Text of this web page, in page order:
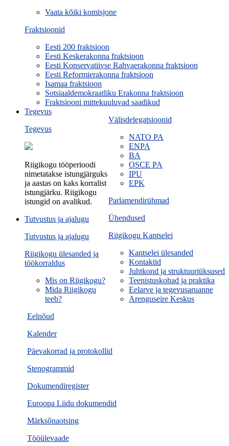
Vaata kõiki komisjone
Fraktsioonid
Eesti 200 fraktsioon
Eesti Keskerakonna fraktsioon
Eesti Konservatiivse Rahvaerakonna fraktsioon
Eesti Reformierakonna fraktsioon
Isamaa fraktsioon
Sotsiaaldemokraatliku Erakonna fraktsioon
Fraktsiooni mittekuuluvad saadikud
Välisdelegatsioonid
NATO PA
ENPA
BA
OSCE PA
IPU
EPK
Parlamendirühmad
Ühendused
Riigikogu Kantselei
Kantselei ülesanded
Kontaktid
Juhtkond ja struktuuriüksused
Teenistuskohad ja praktika
Eelarve ja tegevusaruanne
Arenguseire Keskus
Tegevus
Tegevus
Riigikogu tööperioodi
nimetatakse istungjärguks
ja aastas on kaks korralist
istungjärku. Riigikogu
istungid on avalikud.
Eelnõud
Kalender
Päevakorrad ja protokollid
Stenogrammid
Dokumendiregister
Euroopa Liidu dokumendid
Märksõnaotsing
Tööülevaade
Tutvustus ja ajalugu
Tutvustus ja ajalugu
Riigikogu ülesanded ja
töökorraldus
Mis on Riigikogu?
Mida Riigikogu
teeb?